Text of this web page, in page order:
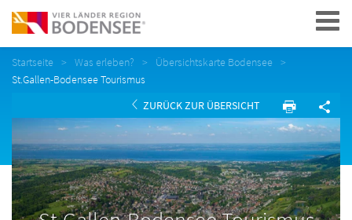
Navigation
Startseite Was erleben?
Übersichtskarte Bodensee
St.Gallen-Bodensee Tourismus
ZURÜCK ZUR ÜBERSICHT